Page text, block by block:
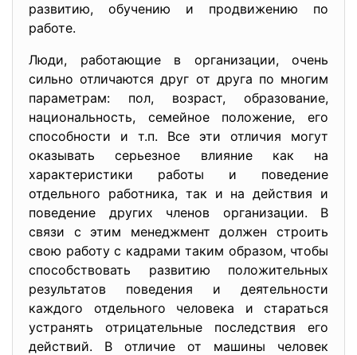
развитию, обучению и продвижению по
работе.
Люди, работающие в организации, очень
сильно отличаются друг от друга по многим
параметрам: пол, возраст, образование,
национальность, семейное положение, его
способности и т.п. Все эти отличия могут
оказывать серьезное влияние как на
характеристики работы и поведение
отдельного работника, так и на действия и
поведение других членов организации. В
связи с этим менеджмент должен строить
свою работу с кадрами таким образом, чтобы
способствовать развитию положительных
результатов поведения и деятельности
каждого отдельного человека и стараться
устранять отрицательные последствия его
действий. В отличие от машины человек